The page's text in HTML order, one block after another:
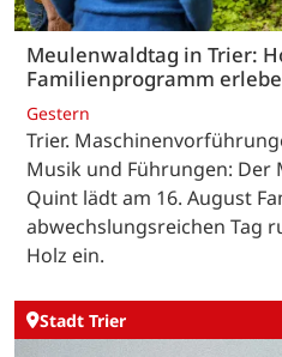
Meulenwaldtag in Trier:
Familienprogramm
Gestern
Trier.
Musik und Führungen: Der
Quint lädt am 16. August
abwechslungsreichen Tag
Holz ein.
Stadt Trier